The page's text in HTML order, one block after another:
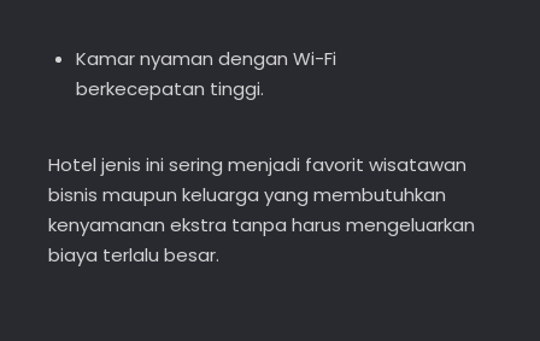
Kamar nyaman dengan Wi-Fi
berkecepatan tinggi.
Hotel jenis ini sering menjadi favorit wisatawan
bisnis maupun keluarga yang membutuhkan
kenyamanan ekstra tanpa harus mengeluarkan
biaya terlalu besar.